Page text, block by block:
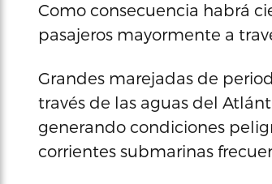
Como consecuencia habrá
pasajeros mayormente a
Grandes marejadas de
través de las aguas del
generando condiciones
corrientes submarinas